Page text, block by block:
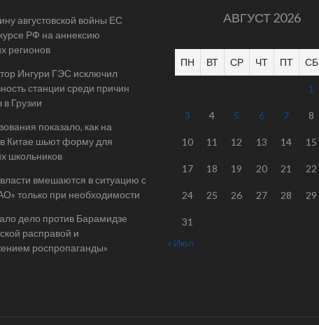
августовской войны ЕС
РФ на аннексию
регионов
Ингури ГЭС исключил
станции среди причин
в Грузии
показало, как на
Китае шьют форму для
школьников
вмешаются в ситуацию с
только при необходимости
дело против Барамидзе
расправой и
роспропаганды»
АВГУСТ 2026
ПН ВТ СР ЧТ ПТ СБ
1
3 4 5 6 7 8
10 11 12 13 14 15
17 18 19 20 21 22
24 25 26 27 28 29
31
« Июл